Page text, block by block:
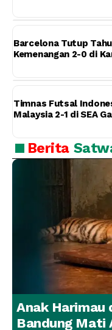
Barcelona Tutup
Kemenangan 2-0 di
Timnas Futsal
Malaysia 2-1 di SEA
Berita
Anak Harimau
Bandung Mati